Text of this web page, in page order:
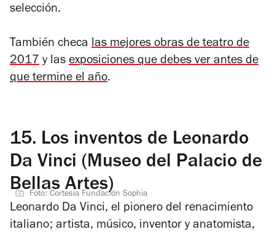
selección.
También checa las mejores obras de teatro de
2017 y las exposiciones que debes ver antes de
que termine el año.
15. Los inventos de Leonardo
Da Vinci (Museo del Palacio de
Bellas Artes)
Foto: Cortesía Fundación Sophia
Leonardo Da Vinci, el pionero del renacimiento
italiano; artista, músico, inventor y anatomista,